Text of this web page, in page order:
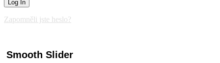
Zapomněli jste heslo?
Smooth Slider